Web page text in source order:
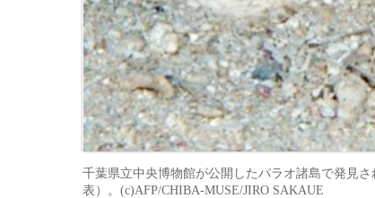
千葉県立中央博物館が公開したパラオ諸島で発見
表）。(c)AFP/CHIBA-MUSE/JIRO SAKAUE